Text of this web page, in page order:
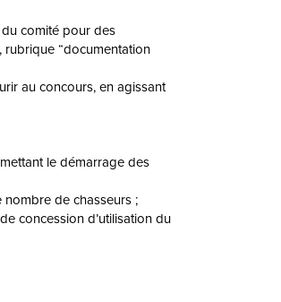
comité pour des
rubrique “documentation
au concours, en agissant
le démarrage des
de chasseurs ;
concession d’utilisation du